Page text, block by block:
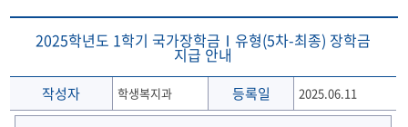
2025학년도 1학기 국가장학금Ⅰ유형(5차-최종) 장학금
지급 안내
작성자 학생복지과 등록일 2025.06.11